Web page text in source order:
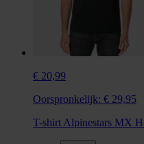
€ 20,99
Oorspronkelijk: € 29,95
T-shirt Alpinestars MX